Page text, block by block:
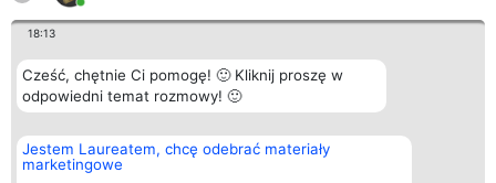
18:13
Cześć, chętnie Ci pomogę! 🙂 Kliknij proszę w
odpowiedni temat rozmowy! 🙂
Jestem Laureatem, chcę odebrać materiały
marketingowe
Organizator plebiscytu
Bright Side Solutions sp. z o.
o. sp. k.
Plebiscyt
Laureaci
Kontakt
Kontakt